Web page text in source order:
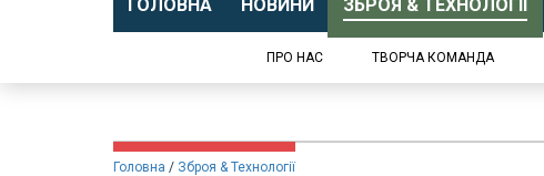
ГОЛОВНА НОВИНИ ЗБРОЯ & ТЕХНОЛОГІЇ
ПРО НАС ТВОРЧА КОМАНДА
Головна Зброя & Технології